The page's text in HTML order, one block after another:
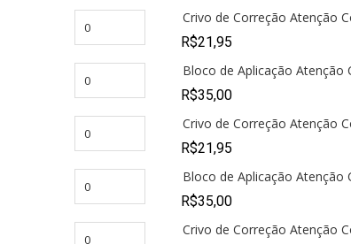
Crivo de Correção Atenção
R$21,95
Bloco de Aplicação Atenção
R$35,00
Crivo de Correção Atenção
R$21,95
Bloco de Aplicação Atenção
R$35,00
Crivo de Correção Atenção